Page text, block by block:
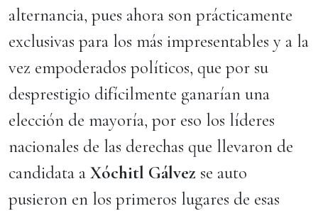
alternancia, pues ahora son prácticamente
exclusivas para los más impresentables y a la
vez empoderados políticos, que por su
desprestigio difícilmente ganarían una
elección de mayoría, por eso los líderes
nacionales de las derechas que llevaron de
candidata a Xóchitl Gálvez se auto
pusieron en los primeros lugares de esas